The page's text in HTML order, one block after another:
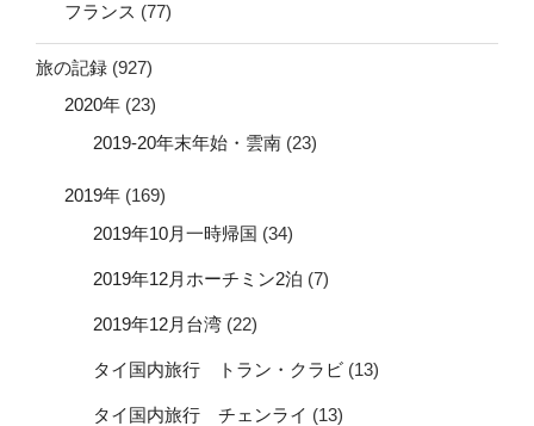
フランス (77)
旅の記録 (927)
2020年 (23)
2019-20年末年始・雲南 (23)
2019年 (169)
2019年10月一時帰国 (34)
2019年12月ホーチミン2泊 (7)
2019年12月台湾 (22)
タイ国内旅行 トラン・クラビ (13)
タイ国内旅行 チェンライ (13)